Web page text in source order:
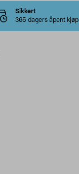
Sikkert
365 dagers åpent kjøp